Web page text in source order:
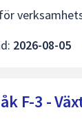
2026-08-05
F-3 -